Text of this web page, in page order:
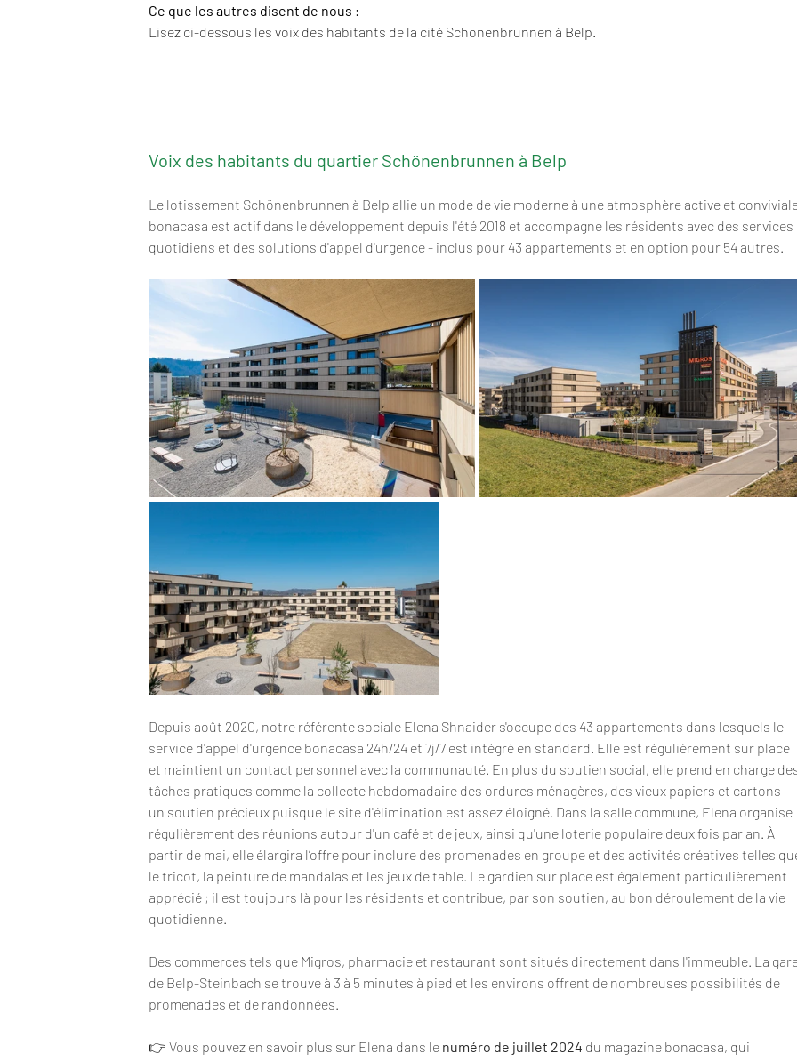
Ce que les autres disent de nous :
Lisez ci-dessous les voix des habitants de la cité Schönenbrunnen à Belp.
Voix des habitants du quartier Schönenbrunnen à Belp
Le lotissement Schönenbrunnen à Belp allie un mode de vie moderne à une atmosphère active et
bonacasa est actif dans le développement depuis l'été 2018 et accompagne les résidents avec des services
quotidiens et des solutions d'appel d'urgence - inclus pour 43 appartements et en option pour 54 autres.
Depuis août 2020, notre référente sociale Elena Shnaider s'occupe des 43 appartements dans lesquels le
service d'appel d'urgence bonacasa 24h/24 et 7j/7 est intégré en standard. Elle est régulièrement sur place
et maintient un contact personnel avec la communauté. En plus du soutien social, elle prend en charge
tâches pratiques comme la collecte hebdomadaire des ordures ménagères, des vieux papiers et cartons –
un soutien précieux puisque le site d'élimination est assez éloigné. Dans la salle commune, Elena organise
régulièrement des réunions autour d'un café et de jeux, ainsi qu'une loterie populaire deux fois par an. À
partir de mai, elle élargira l’offre pour inclure des promenades en groupe et des activités créatives telles
le tricot, la peinture de mandalas et les jeux de table. Le gardien sur place est également particulièrement
apprécié ; il est toujours là pour les résidents et contribue, par son soutien, au bon déroulement de la vie
quotidienne.
Des commerces tels que Migros, pharmacie et restaurant sont situés directement dans l'immeuble. La
de Belp-Steinbach se trouve à 3 à 5 minutes à pied et les environs offrent de nombreuses possibilités de
promenades et de randonnées.
👉 Vous pouvez en savoir plus sur Elena dans le numéro de juillet 2024 du magazine bonacasa, qui